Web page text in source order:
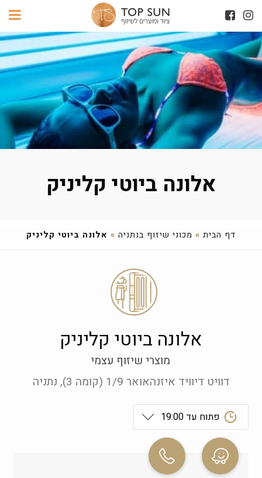
אלונה ביוטי קליניק
דף הבית » מכוני שיזוף בנתניה » אלונה ביוטי קליניק
אלונה ביוטי קליניק
מוצרי שיזוף עצמי
דוויט דיוויד איזנהאואר 1/9 (קומה 3), נתניה
פתוח עד 19:00
ראשון
שני
09:00-19:00